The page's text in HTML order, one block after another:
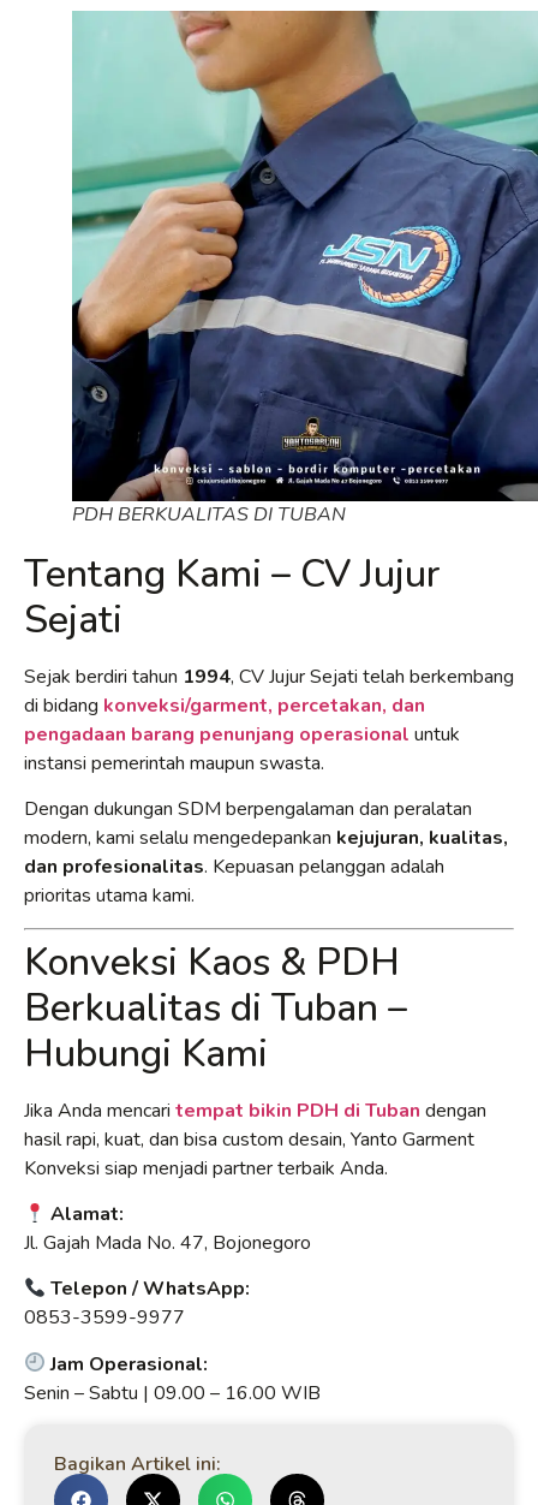
PDH BERKUALITAS DI TUBAN
Tentang Kami – CV Jujur
Sejati
Sejak berdiri tahun 1994, CV Jujur Sejati telah berkembang
di bidang konveksi/garment, percetakan, dan
pengadaan barang penunjang operasional untuk
instansi pemerintah maupun swasta.
Dengan dukungan SDM berpengalaman dan peralatan
modern, kami selalu mengedepankan kejujuran, kualitas,
dan profesionalitas. Kepuasan pelanggan adalah
prioritas utama kami.
Konveksi Kaos & PDH
Berkualitas di Tuban –
Hubungi Kami
Jika Anda mencari tempat bikin PDH di Tuban dengan
hasil rapi, kuat, dan bisa custom desain, Yanto Garment
Konveksi siap menjadi partner terbaik Anda.
Alamat:
Jl. Gajah Mada No. 47, Bojonegoro
Telepon / WhatsApp:
0853-3599-9977
Jam Operasional:
Senin – Sabtu | 09.00 – 16.00 WIB
Bagikan Artikel ini: